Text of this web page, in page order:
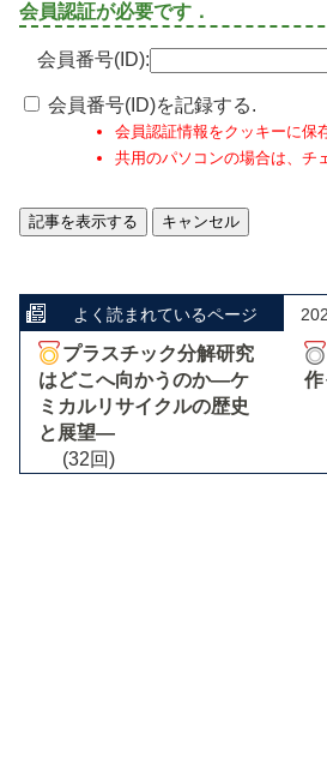
会員認証が必要です．
会員番号(ID):
会員番号(ID)を記録する.
会員認証情報をクッキーに保
共用のパソコンの場合は、チ
よく読まれているページ
プラスチック分解研究
はどこへ向かうのか―ケ
ミカルリサイクルの歴史
と展望―
(32回)
作